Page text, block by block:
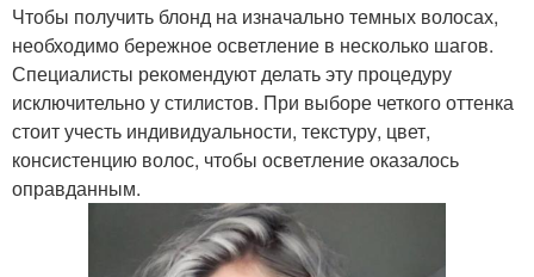
Чтобы получить блонд на изначально темных волосах,
необходимо бережное осветление в несколько шагов.
Специалисты рекомендуют делать эту процедуру
исключительно у стилистов. При выборе четкого оттенка
стоит учесть индивидуальности, текстуру, цвет,
консистенцию волос, чтобы осветление оказалось
оправданным.